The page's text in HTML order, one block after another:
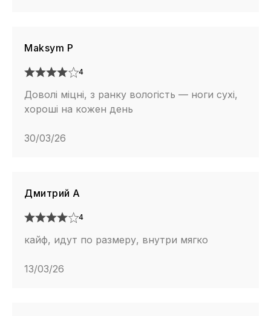
Maksym P
4
Доволі міцні, з ранку вологість — ноги сухі,
хороші на кожен день
30/03/26
Дмитрий А
4
кайф, идут по размеру, внутри мягко
13/03/26